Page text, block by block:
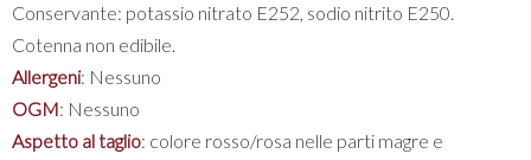
Conservante: potassio nitrato E252, sodio nitrito E250.
Cotenna non edibile.
Allergeni: Nessuno
OGM: Nessuno
Aspetto al taglio: colore rosso/rosa nelle parti magre e